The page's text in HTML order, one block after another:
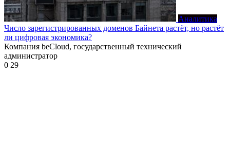
Аналитика
Число зарегистрированных доменов Байнета растёт, но растёт
ли цифровая экономика?
Компания beCloud, государственный технический
администратор
0 29